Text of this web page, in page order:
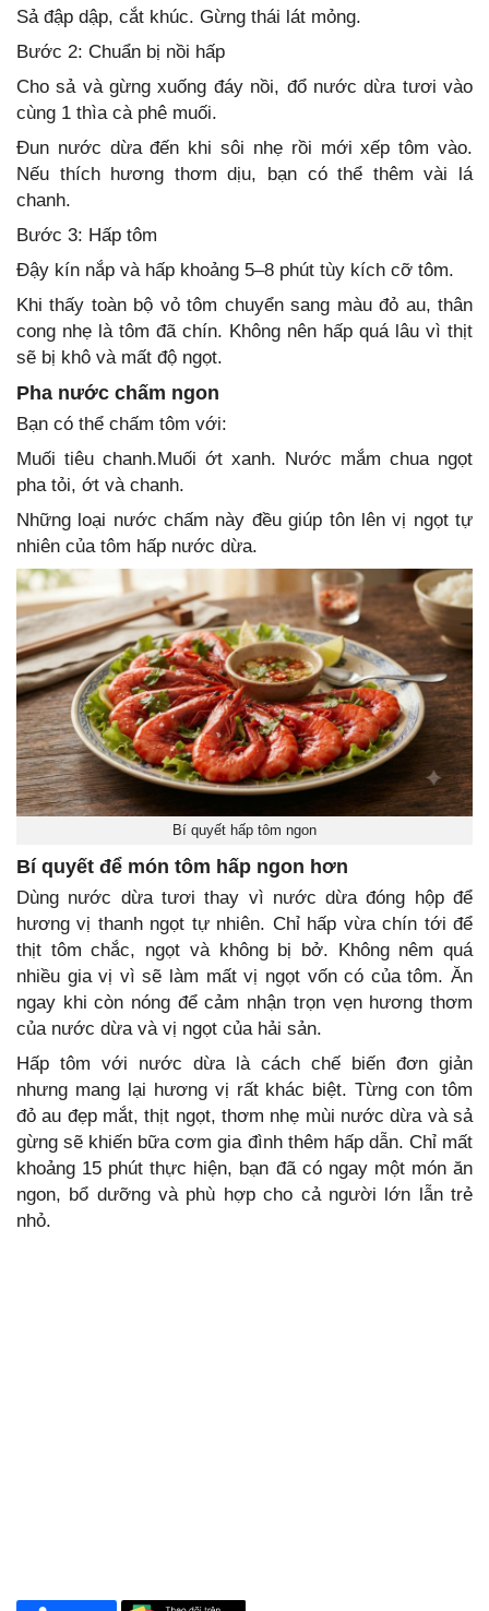
Sả đập dập, cắt khúc. Gừng thái lát mỏng.
Bước 2: Chuẩn bị nồi hấp
Cho sả và gừng xuống đáy nồi, đổ nước dừa tươi vào
cùng 1 thìa cà phê muối.
Đun nước dừa đến khi sôi nhẹ rồi mới xếp tôm vào.
Nếu thích hương thơm dịu, bạn có thể thêm vài lá
chanh.
Bước 3: Hấp tôm
Đậy kín nắp và hấp khoảng 5–8 phút tùy kích cỡ tôm.
Khi thấy toàn bộ vỏ tôm chuyển sang màu đỏ au, thân
cong nhẹ là tôm đã chín. Không nên hấp quá lâu vì thịt
sẽ bị khô và mất độ ngọt.
Pha nước chấm ngon
Bạn có thể chấm tôm với:
Muối tiêu chanh.Muối ớt xanh. Nước mắm chua ngọt
pha tỏi, ớt và chanh.
Những loại nước chấm này đều giúp tôn lên vị ngọt tự
nhiên của tôm hấp nước dừa.
Bí quyết hấp tôm ngon
Bí quyết để món tôm hấp ngon hơn
Dùng nước dừa tươi thay vì nước dừa đóng hộp để
hương vị thanh ngọt tự nhiên. Chỉ hấp vừa chín tới để
thịt tôm chắc, ngọt và không bị bở. Không nêm quá
nhiều gia vị vì sẽ làm mất vị ngọt vốn có của tôm. Ăn
ngay khi còn nóng để cảm nhận trọn vẹn hương thơm
của nước dừa và vị ngọt của hải sản.
Hấp tôm với nước dừa là cách chế biến đơn giản
nhưng mang lại hương vị rất khác biệt. Từng con tôm
đỏ au đẹp mắt, thịt ngọt, thơm nhẹ mùi nước dừa và sả
gừng sẽ khiến bữa cơm gia đình thêm hấp dẫn. Chỉ mất
khoảng 15 phút thực hiện, bạn đã có ngay một món ăn
ngon, bổ dưỡng và phù hợp cho cả người lớn lẫn trẻ
nhỏ.